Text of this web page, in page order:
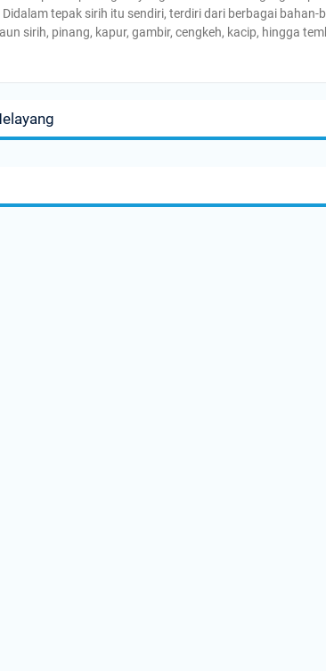
tepak sirih itu sendiri, terdiri dari berbagai bahan-
sirih, pinang, kapur, gambir, cengkeh, kacip, hingga